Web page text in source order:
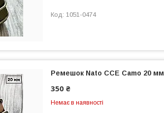
1051-0474
Ремешок Nato CCE Camo 20 мм
350 ₴
Немає в наявності